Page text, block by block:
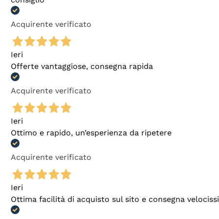
Acquirente verificato
Ieri
Offerte vantaggiose, consegna rapida
Acquirente verificato
Ieri
Ottimo e rapido, un’esperienza da ripetere
Acquirente verificato
Ieri
Ottima facilità di acquisto sul sito e consegna